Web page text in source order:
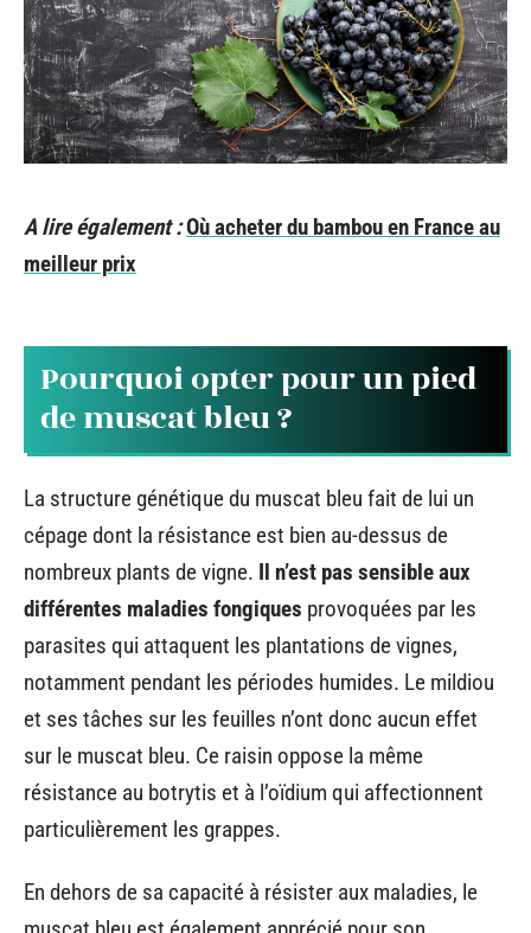
A lire également :Où acheter du bambou en France au
meilleur prix
Pourquoi opter pour un pied
de muscat bleu ?
La structure génétique du muscat bleu fait de lui un
cépage dont la résistance est bien au-dessus de
nombreux plants de vigne. Il n’est pas sensible aux
différentes maladies fongiques provoquées par les
parasites qui attaquent les plantations de vignes,
notamment pendant les périodes humides. Le mildiou
et ses tâches sur les feuilles n’ont donc aucun effet
sur le muscat bleu. Ce raisin oppose la même
résistance au botrytis et à l’oïdium qui affectionnent
particulièrement les grappes.
En dehors de sa capacité à résister aux maladies, le